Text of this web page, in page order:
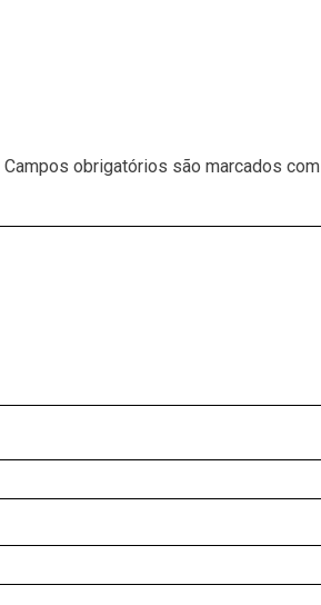
Campos obrigatórios são marcados com